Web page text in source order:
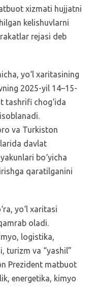
xizmati hujjatni
kelishuvlarni
rejasi deb
yo‘l xaritasining
2025-yil 14–15-
tashrifi chog‘ida
va Turkiston
davlat
bo‘yicha
qaratilganini
yo‘l xaritasi
oladi.
logistika,
turizm va “yashil”
Prezident matbuot
energetika, kimyo